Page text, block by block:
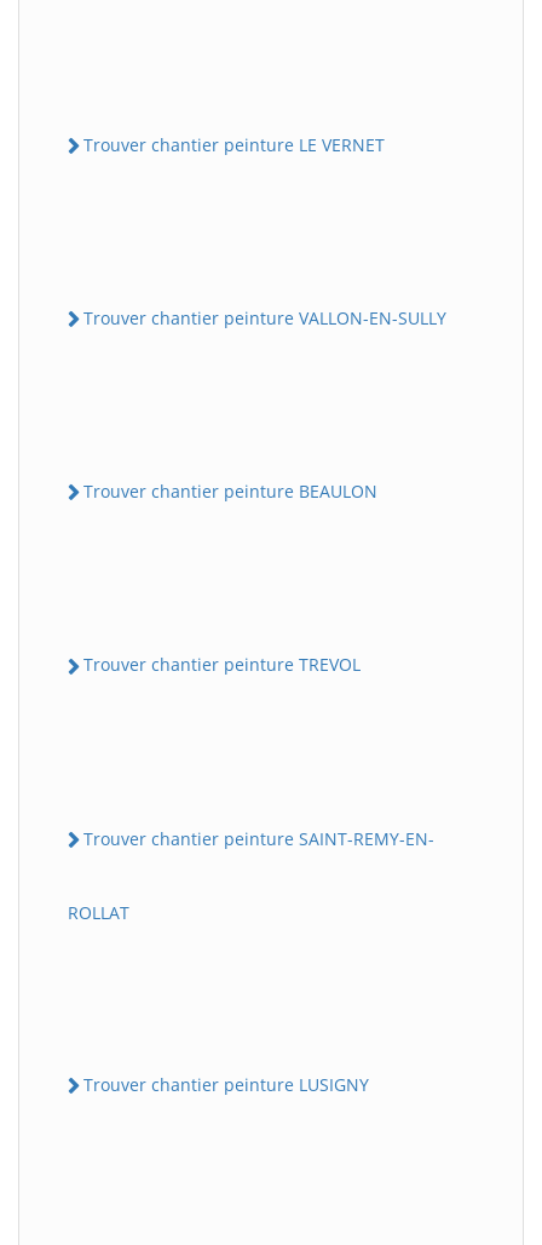
Trouver chantier peinture LE VERNET
Trouver chantier peinture VALLON-EN-SULLY
Trouver chantier peinture BEAULON
Trouver chantier peinture TREVOL
Trouver chantier peinture SAINT-REMY-EN-
ROLLAT
Trouver chantier peinture LUSIGNY